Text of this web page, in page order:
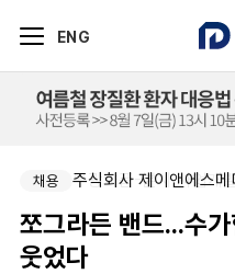
ENG
채용 주식회사 제이앤에스
채용 부광약품-본사 사업개
쪼그라든 밴드...수
웃었다